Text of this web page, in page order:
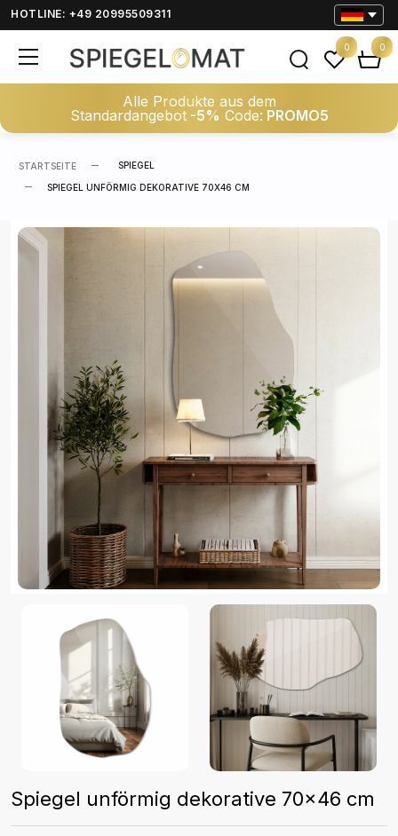
HOTLINE: +49 20995509311
Alle Produkte aus dem
Standardangebot-5% Code: PROMO5
0 0
STARTSEITE SPIEGEL
SPIEGEL UNFÖRMIG DEKORATIVE 70X46 CM
Spiegel unförmig dekorative 70x46 cm